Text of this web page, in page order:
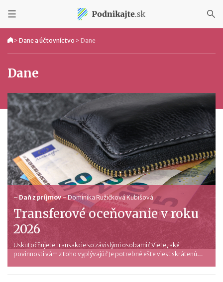
> Dane a účtovníctvo > Dane
Dane
– Daň z príjmov–Dominika Ružičková Kubišová
Transferové oceňovanie v roku
2026
Uskutočňujete transakcie so závislými osobami? Viete, aké
povinnosti vám z toho vyplývajú? Je potrebné ešte viesť skrátenú